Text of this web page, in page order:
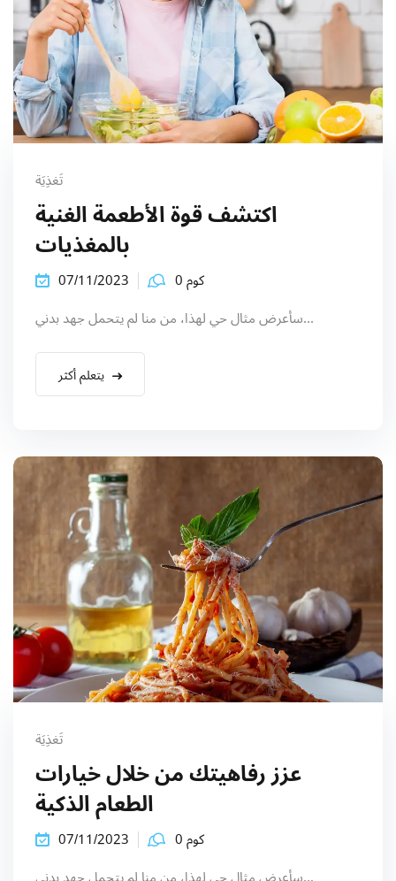
تَغذِيَة
اكتشف قوة الأطعمة الغنية
بالمغذيات
07/11/2023
كوم 0
سأعرض مثال حي لهذا، من منا لم يتحمل جهد بدني...
يتعلم أكثر
تَغذِيَة
عزز رفاهيتك من خلال خيارات
الطعام الذكية
07/11/2023
كوم 0